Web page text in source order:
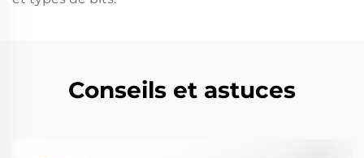
Conseils et astuces